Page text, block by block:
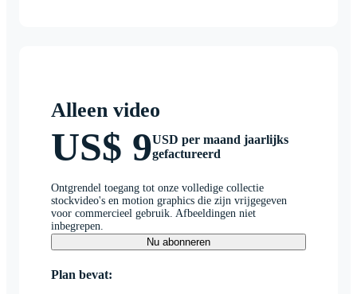
Alleen video
US$ 9USD per maand jaarlijks
gefactureerd
Ontgrendel toegang tot onze volledige collectie
stockvideo's en motion graphics die zijn vrijgegeven
voor commercieel gebruik. Afbeeldingen niet
inbegrepen.
Nu abonneren
Plan bevat: